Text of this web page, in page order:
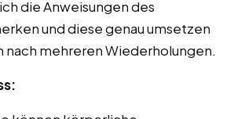
die Anweisungen des
und diese genau umsetzen
nach mehreren Wiederholungen.